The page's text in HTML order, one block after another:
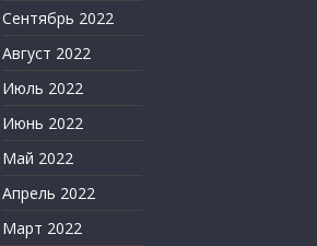
Сентябрь 2022
Август 2022
Июль 2022
Июнь 2022
Май 2022
Апрель 2022
Март 2022